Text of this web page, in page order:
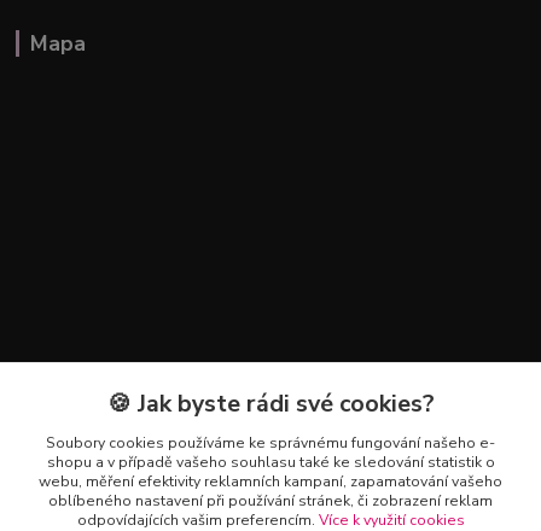
Mapa
Kontakty
+420 602 223 614
info@zahradnictvipetro.cz
🍪 Jak byste rádi své cookies?
Soubory cookies používáme ke správnému fungování našeho e-
shopu a v případě vašeho souhlasu také ke sledování statistik o
webu, měření efektivity reklamních kampaní, zapamatování vašeho
oblíbeného nastavení při používání stránek, či zobrazení reklam
odpovídajících vašim preferencím. Více k využití cookies